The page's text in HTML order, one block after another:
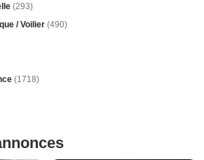
(293)
/ Voilier (490)
(1718)